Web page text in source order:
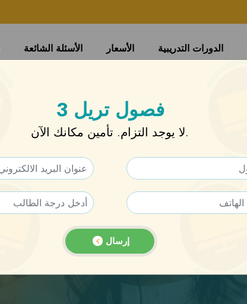
الأسئلة الشائعة الأسعار الدورات التدريبية
3 فصول تريل
لا يوجد التزام. تأمين مكانك الآن.
إرسال